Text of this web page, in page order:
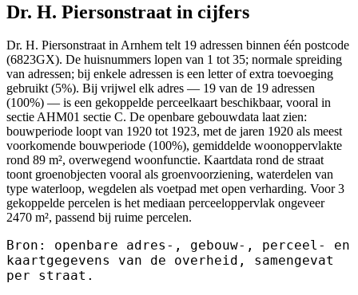
Dr. H. Piersonstraat in cijfers
Dr. H. Piersonstraat in Arnhem telt 19 adressen binnen één postcode
(6823GX). De huisnummers lopen van 1 tot 35; normale spreiding
van adressen; bij enkele adressen is een letter of extra toevoeging
gebruikt (5%). Bij vrijwel elk adres — 19 van de 19 adressen
(100%) — is een gekoppelde perceelkaart beschikbaar, vooral in
sectie AHM01 sectie C. De openbare gebouwdata laat zien:
bouwperiode loopt van 1920 tot 1923, met de jaren 1920 als meest
voorkomende bouwperiode (100%), gemiddelde woonoppervlakte
rond 89 m², overwegend woonfunctie. Kaartdata rond de straat
toont groenobjecten vooral als groenvoorziening, waterdelen van
type waterloop, wegdelen als voetpad met open verharding. Voor 3
gekoppelde percelen is het mediaan perceeloppervlak ongeveer
2470 m², passend bij ruime percelen.
Bron: openbare adres-, gebouw-, perceel- en
kaartgegevens van de overheid, samengevat
per straat.